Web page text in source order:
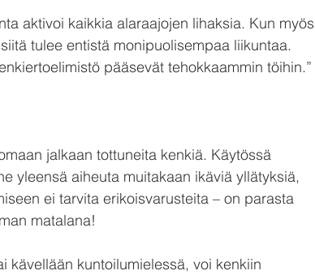
aktivoi kaikkia alaraajojen lihaksia. Kun myös
tulee entistä monipuolisempaa liikuntaa.
pääsevät tehokkaammin töihin.”
jalkaan tottuneita kenkiä. Käytössä
yleensä aiheuta muitakaan ikäviä yllätyksiä,
ei tarvita erikoisvarusteita – on parasta
matalana!
kävellään kuntoilumielessä, voi kenkiin